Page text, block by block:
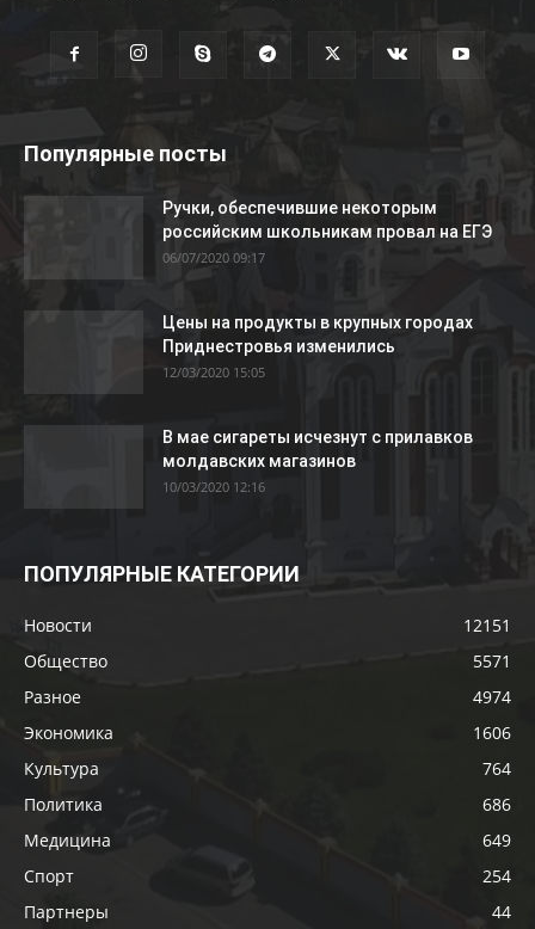
Популярные посты
Ручки, обеспечившие некоторым
российским школьникам провал на ЕГЭ
06/07/2020 09:17
Цены на продукты в крупных городах
Приднестровья изменились
12/03/2020 15:05
В мае сигареты исчезнут с прилавков
молдавских магазинов
10/03/2020 12:16
ПОПУЛЯРНЫЕ КАТЕГОРИИ
Новости
12151
Общество
5571
Разное
4974
Экономика
1606
Культура
764
Политика
686
Медицина
649
Спорт
254
Партнеры
44